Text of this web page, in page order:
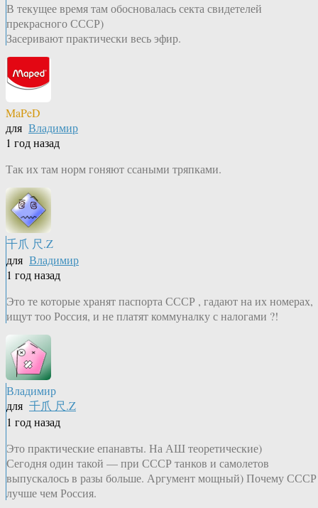
В текущее время там обосновалась секта свидетелей
прекрасного СССР)
Засеривают практически весь эфир.
MaPeD
для Владимир
1 год назад
Так их там норм гоняют ссаными тряпками.
千爪 尺.Z
для Владимир
1 год назад
Это те которые хранят паспорта СССР , гадают на их номерах,
ищут тоо Россия, и не платят коммуналку с налогами ?!
Владимир
для 千爪 尺.Z
1 год назад
Это практические епанавты. На АШ теоретические)
Сегодня один такой — при СССР танков и самолетов
выпускалось в разы больше. Аргумент мощный) Почему СССР
лучше чем Россия.